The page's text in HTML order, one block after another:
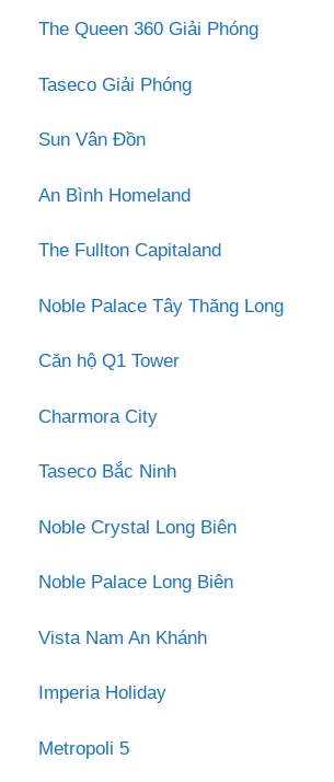
The Queen 360 Giải Phóng
Taseco Giải Phóng
Sun Vân Đồn
An Bình Homeland
The Fullton Capitaland
Noble Palace Tây Thăng Long
Căn hộ Q1 Tower
Charmora City
Taseco Bắc Ninh
Noble Crystal Long Biên
Noble Palace Long Biên
Vista Nam An Khánh
Imperia Holiday
Metropoli 5